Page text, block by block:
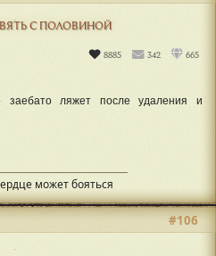
С ПОЛОВИНОЙ
8885 342 665
заебато ляжет после удаления и
может бояться
#106